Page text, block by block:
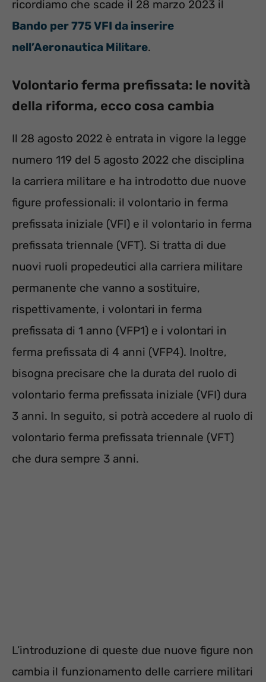
ricordiamo che scade il 28 marzo 2023 il
Bando per 775 VFI da inserire
nell’Aeronautica Militare.
Volontario ferma prefissata: le novità
della riforma, ecco cosa cambia
Il 28 agosto 2022 è entrata in vigore la legge
numero 119 del 5 agosto 2022 che disciplina
la carriera militare e ha introdotto due nuove
figure professionali: il volontario in ferma
prefissata iniziale (VFI) e il volontario in ferma
prefissata triennale (VFT). Si tratta di due
nuovi ruoli propedeutici alla carriera militare
permanente che vanno a sostituire,
rispettivamente, i volontari in ferma
prefissata di 1 anno (VFP1) e i volontari in
ferma prefissata di 4 anni (VFP4). Inoltre,
bisogna precisare che la durata del ruolo di
volontario ferma prefissata iniziale (VFI) dura
3 anni. In seguito, si potrà accedere al ruolo di
volontario ferma prefissata triennale (VFT)
che dura sempre 3 anni.
L’introduzione di queste due nuove figure non
cambia il funzionamento delle carriere militari